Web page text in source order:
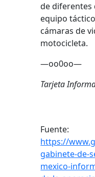
de diferentes
equipo
cámaras de
motocicleta.
—oo0oo—
Tarjeta
Fuente:
https://
gabinete-de-
mexico-